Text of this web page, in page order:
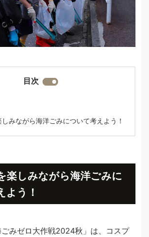
目次
みながら海洋ごみについて考えよう！
楽しみながら海洋ごみに
よう！
ごみゼロ大作戦2024秋」は、コスプ